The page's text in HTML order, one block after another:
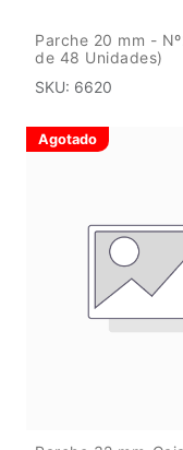
Parche 20 mm -
de 48 Unidades)
SKU: 6620
Agotado